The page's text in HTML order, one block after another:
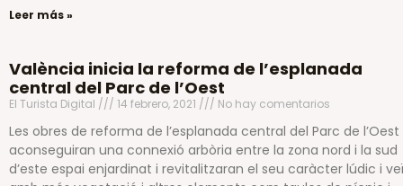
Leer más »
València inicia la reforma de l’esplanada
central del Parc de l’Oest
El Turista Digital 14 febrero, 2021 No hay comentarios
Les obres de reforma de l’esplanada central del Parc de l’Oest
aconseguiran una connexió arbòria entre la zona nord i la sud
d’este espai enjardinat i revitalitzaran el seu caràcter lúdic i